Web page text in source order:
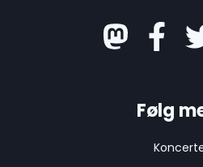
mastodon
Følg